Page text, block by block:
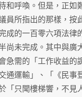
和呼喚。但是，正如
員所指出的那樣，按
成的一百零六項法律
尚未完成。其中與廣
急需的「工作收益的
通運輸」、「《民事
「只聞樓梯響，不見